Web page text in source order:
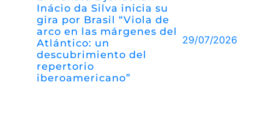
Inácio da Silva inicia su
gira por Brasil “Viola de
arco en las márgenes del
Atlántico: un
descubrimiento del
repertorio
iberoamericano”
29/07/2026